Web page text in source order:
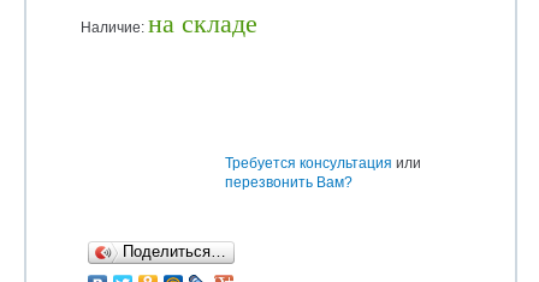
Наличие: на складе
Поделиться…
Требуется консультация или
перезвонить Вам?